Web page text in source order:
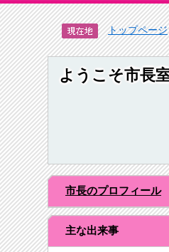
トップページ
ようこそ市長
市長のプロフィール
主な出来事